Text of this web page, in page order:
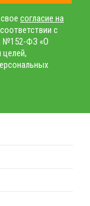
согласие на
с
№152-ФЗ «О
целей,